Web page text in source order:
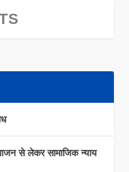
से लेकर सामाजिक न्याय